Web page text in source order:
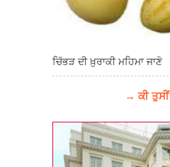
ਚਿੱਭੜ ਦੀ ਖ਼ੁਰਾਕੀ ਮਹਿਮਾ ਜਾਣੋ
→ ਕੀ